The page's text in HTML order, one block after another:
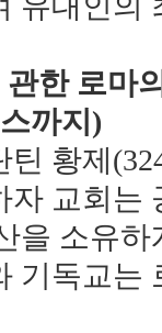
관한 로마
까지)
틴 황제
자 교회는
을 소유
기독교는